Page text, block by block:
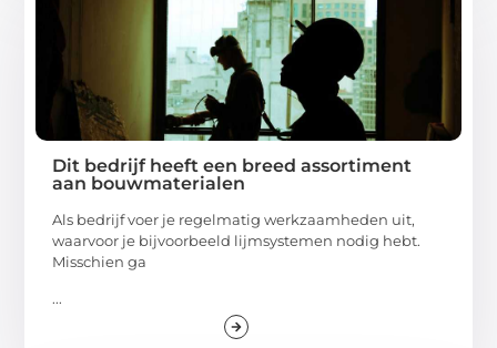
Dit bedrijf heeft een breed assortiment
aan bouwmaterialen
Als bedrijf voer je regelmatig werkzaamheden uit,
waarvoor je bijvoorbeeld lijmsystemen nodig hebt.
Misschien ga
...